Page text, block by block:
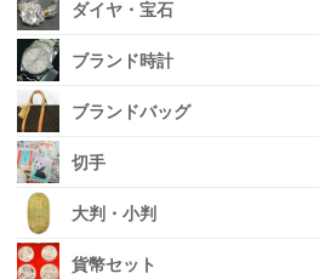
ダイヤ・宝石
ブランド時計
ブランドバッグ
切手
大判・小判
貨幣セット